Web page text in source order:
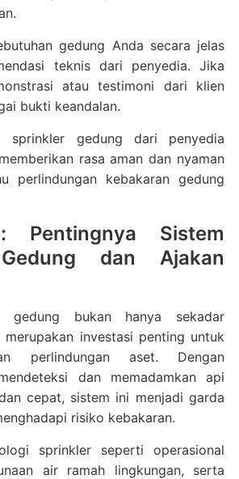
gedung Anda secara jelas
teknis dari penyedia. Jika
atau testimoni dari klien
bukti keandalan.
sprinkler gedung dari penyedia
rasa aman dan nyaman
perlindungan kebakaran gedung
Pentingnya Sistem
dan Ajakan
gedung bukan hanya sekadar
merupakan investasi penting untuk
perlindungan aset. Dengan
dan memadamkan api
cepat, sistem ini menjadi garda
risiko kebakaran.
sprinkler seperti operasional
air ramah lingkungan, serta